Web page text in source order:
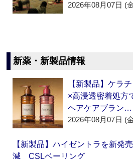
2026年08月07日 (
新薬・新製品情報
【新製品】ケラ
×高浸透密着処方
ヘアケアブラン…
2026年08月07日 (
【新製品】ハイゼントラを新発
減 CSLベーリング